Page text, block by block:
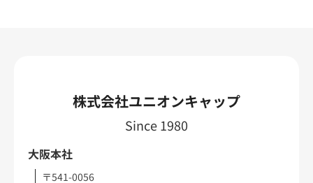
株式会社ユニオンキャップ
Since 1980
大阪本社
〒541-0056